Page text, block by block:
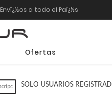
a todo el Paï¿½s
Ofertas
SOLO USUARIOS